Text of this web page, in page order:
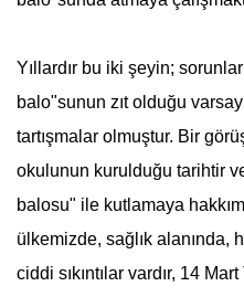
Yıllardır bu iki şeyin;
balo"sunun zıt olduğu
tartışmalar olmuştur. Bir
okulunun kurulduğu tarihtir
balosu" ile kutlamaya
ülkemizde, sağlık alanında,
ciddi sıkıntılar vardır, 14 Mart